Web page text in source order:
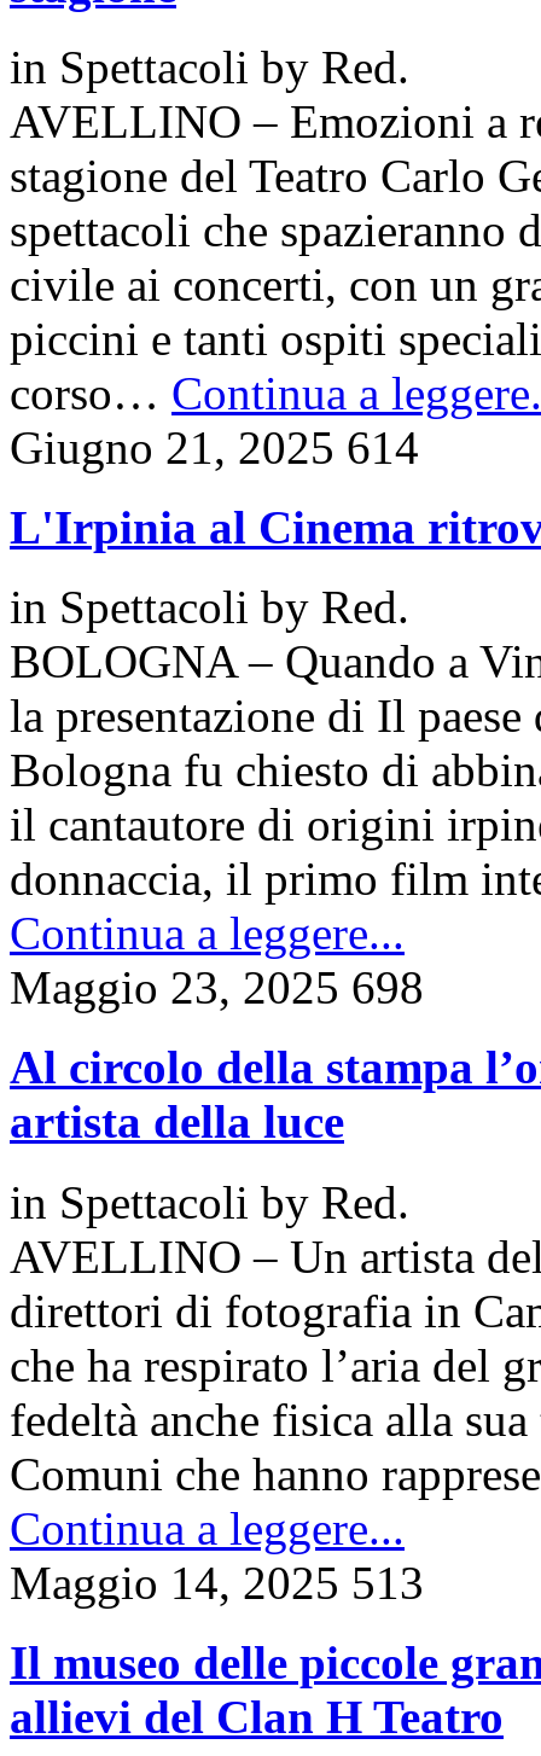
in Spettacoli by Red.
AVELLINO – Emozioni a
stagione del Teatro Carlo
spettacoli che spazieranno
civile ai concerti, con un
piccini e tanti ospiti
corso… Continua a
Giugno 21, 2025 614
L'Irpinia al Cinema
in Spettacoli by Red.
BOLOGNA – Quando a
la presentazione di Il
Bologna fu chiesto di
il cantautore di origini
donnaccia, il primo film
Continua a leggere...
Maggio 23, 2025 698
Al circolo della stampa
artista della luce
in Spettacoli by Red.
AVELLINO – Un artista
direttori di fotografia in
che ha respirato l’aria del
fedeltà anche fisica alla
Comuni che hanno
Continua a leggere...
Maggio 14, 2025 513
Il museo delle piccole
allievi del Clan H Teatro